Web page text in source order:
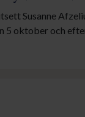
Susanne
5 oktober och